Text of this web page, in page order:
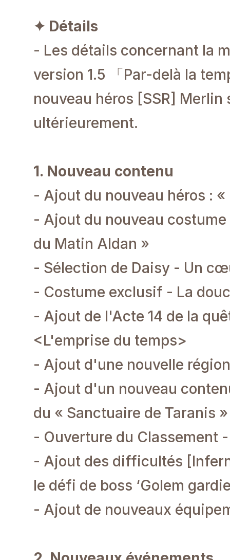
✦ Détails
- Les détails concernant la
version 1.5
「Par-delà la
nouveau héros [SSR] Merlin
ultérieurement.
1. Nouveau contenu
- Ajout du nouveau héros :
- Ajout du nouveau
du Matin Aldan »
- Sélection de Daisy - Un
- Costume exclusif - La
- Ajout de l'Acte 14 de la
<L'emprise du temps>
- Ajout d'une nouvelle
- Ajout d'un nouveau
du « Sanctuaire de Taranis »
- Ouverture du Classement
- Ajout des difficultés
le défi de boss ‘Golem
- Ajout de nouveaux